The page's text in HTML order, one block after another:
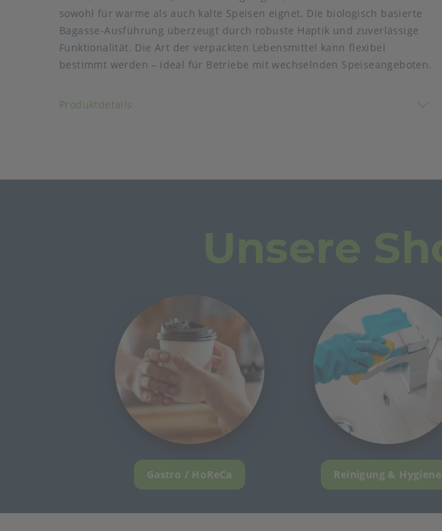
sowohl für warme als auch kalte Speisen eignet. Die biologisch basierte
Bagasse-Ausführung überzeugt durch robuste Haptik und zuverlässige
Funktionalität. Die Art der verpackten Lebensmittel kann flexibel
bestimmt werden – ideal für Betriebe mit wechselnden Speiseangeboten.
Produktdetails
Auslaufartikel
Art der verpackten Lebensmittel: noch nicht vorhanden - wird
nachgetragen
mikrowellengeeignet: Ja, 500 W, 2 Min.
Gastro / HoReCa Reinigung & Hygiene